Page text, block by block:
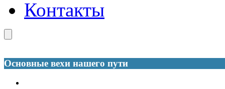
Контакты
Основные вехи нашего пути